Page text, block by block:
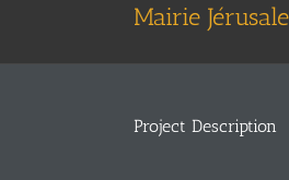
Mairie
Project Description